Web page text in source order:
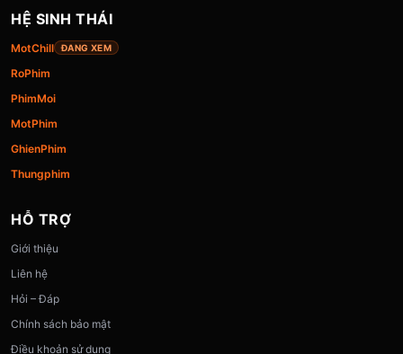
HỆ SINH THÁI
MotChill ĐANG XEM
RoPhim
PhimMoi
MotPhim
GhienPhim
Thungphim
HỖ TRỢ
Giới thiệu
Liên hệ
Hỏi – Đáp
Chính sách bảo mật
Điều khoản sử dụng